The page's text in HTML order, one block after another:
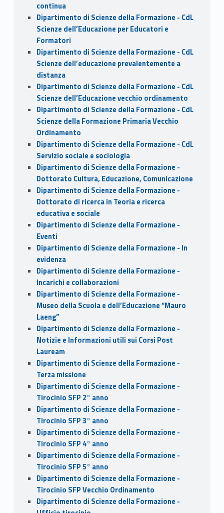
continua
Dipartimento di Scienze della Formazione - CdL
Scienze dell’Educazione per Educatori e
Formatori
Dipartimento di Scienze della Formazione - CdL
Scienze dell’educazione prevalentemente a
distanza
Dipartimento di Scienze della Formazione - CdL
Scienze dell’Educazione vecchio ordinamento
Dipartimento di Scienze della Formazione - CdL
Scienze della Formazione Primaria Vecchio
Ordinamento
Dipartimento di Scienze della Formazione - CdL
Servizio sociale e sociologia
Dipartimento di Scienze della Formazione -
Dottorato Cultura, Educazione, Comunicazione
Dipartimento di Scienze della Formazione -
Dottorato di ricerca in Teoria e ricerca
educativa e sociale
Dipartimento di Scienze della Formazione -
Eventi
Dipartimento di Scienze della Formazione - In
evidenza
Dipartimento di Scienze della Formazione -
Incarichi e collaborazioni
Dipartimento di Scienze della Formazione -
Museo della Scuola e dell’Educazione “Mauro
Laeng”
Dipartimento di Scienze della Formazione -
Notizie e Informazioni utili sui Corsi Post
Lauream
Dipartimento di Scienze della Formazione -
Terza missione
Dipartimento di Scienze della Formazione -
Tirocinio SFP 2° anno
Dipartimento di Scienze della Formazione -
Tirocinio SFP 3° anno
Dipartimento di Scienze della Formazione -
Tirocinio SFP 4° anno
Dipartimento di Scienze della Formazione -
Tirocinio SFP 5° anno
Dipartimento di Scienze della Formazione -
Tirocinio SFP Vecchio Ordinamento
Dipartimento di Scienze della Formazione -